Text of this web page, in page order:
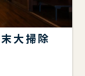
大掃除